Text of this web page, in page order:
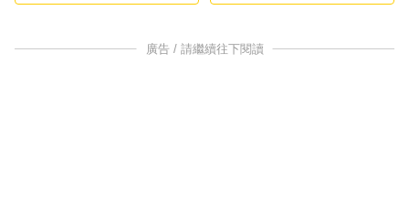
廣告 / 請繼續往下閱讀